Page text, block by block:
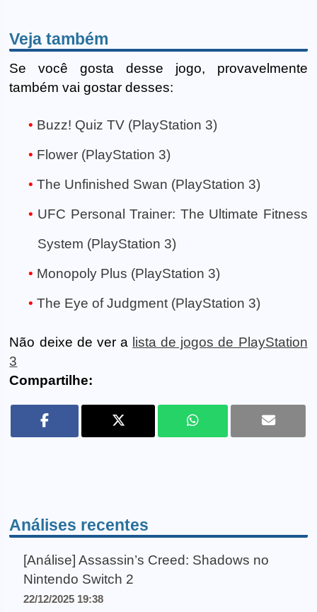
Veja também
Se você gosta desse jogo, provavelmente
também vai gostar desses:
Buzz! Quiz TV (PlayStation 3)
Flower (PlayStation 3)
The Unfinished Swan (PlayStation 3)
UFC Personal Trainer: The Ultimate Fitness
System (PlayStation 3)
Monopoly Plus (PlayStation 3)
The Eye of Judgment (PlayStation 3)
Não deixe de ver a lista de jogos de PlayStation
3
Compartilhe:
Análises recentes
[Análise] Assassin’s Creed: Shadows no
Nintendo Switch 2
22/12/2025 19:38